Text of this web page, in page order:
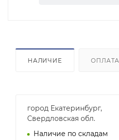
НАЛИЧИЕ ОПЛАТА
город Екатеринбург,
Свердловская обл.
Наличие по складам